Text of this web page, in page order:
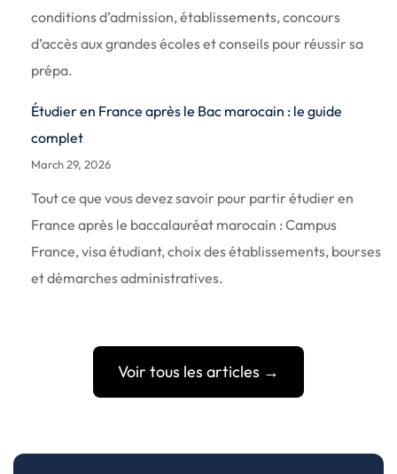
conditions d’admission, établissements, concours
d’accès aux grandes écoles et conseils pour réussir sa
prépa.
Étudier en France après le Bac marocain : le guide
complet
March 29, 2026
Tout ce que vous devez savoir pour partir étudier en
France après le baccalauréat marocain : Campus
France, visa étudiant, choix des établissements, bourses
et démarches administratives.
Voir tous les articles →